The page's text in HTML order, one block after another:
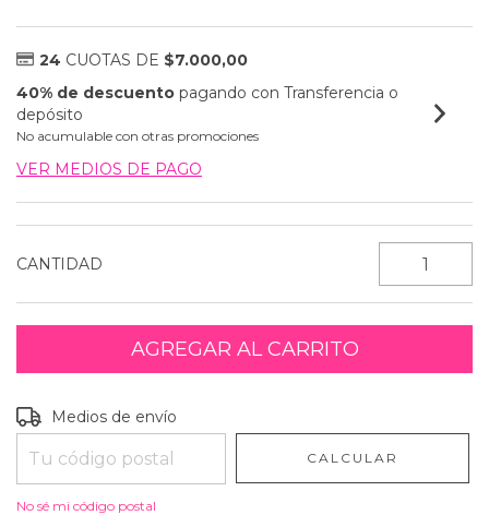
24 CUOTAS DE $7.000,00
40% de descuento pagando con Transferencia o
depósito
No acumulable con otras promociones
VER MEDIOS DE PAGO
CANTIDAD
Entregas para el CP:
Medios de envío
CALCULAR
No sé mi código postal